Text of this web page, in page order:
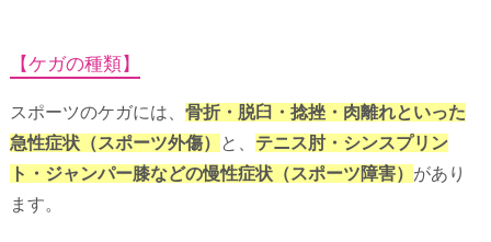
【ケガの種類】
スポーツのケガには、 骨折・脱臼・捻挫・肉離れといった
急性症状（スポーツ外傷）
と、 テニス肘・シンスプリン
ト・ジャンパー膝などの慢性症状（スポーツ障害） があり
ます。